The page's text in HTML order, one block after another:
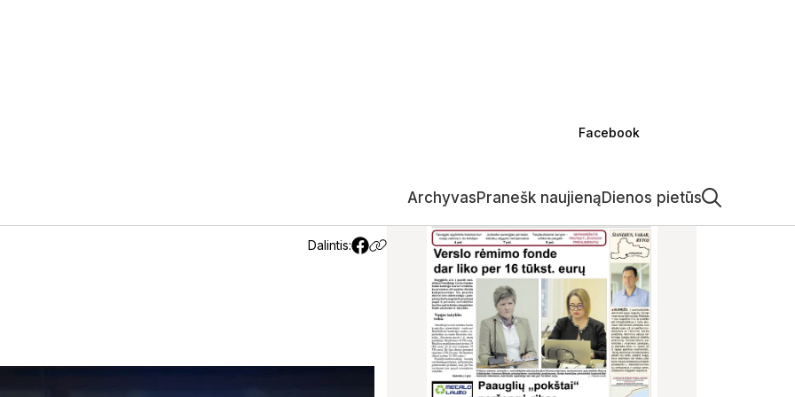
Facebook
ArchyvasPranešk naujienąDienos pietūs
pūstelėjo 4,35 prom.
Dalintis: